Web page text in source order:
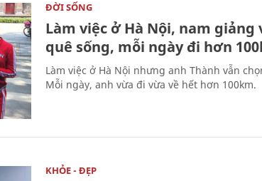
ĐỜI SỐNG
Làm việc ở Hà Nội, nam giảng
quê sống, mỗi ngày đi hơn
Làm việc ở Hà Nội nhưng anh Thành vẫn
Mỗi ngày, anh vừa đi vừa về hết hơn 100km.
KHỎE - ĐẸP